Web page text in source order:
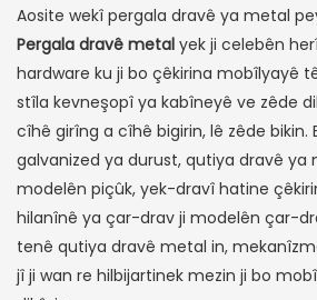
Aosite wekî pergala dravê ya metal
Pergala dravê metal yek ji celebên
hardware ku ji bo çêkirina mobîlyayê
stîla kevneşopî ya kabîneyê ve zêde
cîhê girîng a cîhê bigirin, lê zêde bikin.
galvanized ya durust, qutiya dravê ya
modelên piçûk, yek-dravî hatine
hilanînê ya çar-drav ji modelên çar-
tenê qutiya dravê metal in,
jî ji wan re hilbijartinek mezin ji bo